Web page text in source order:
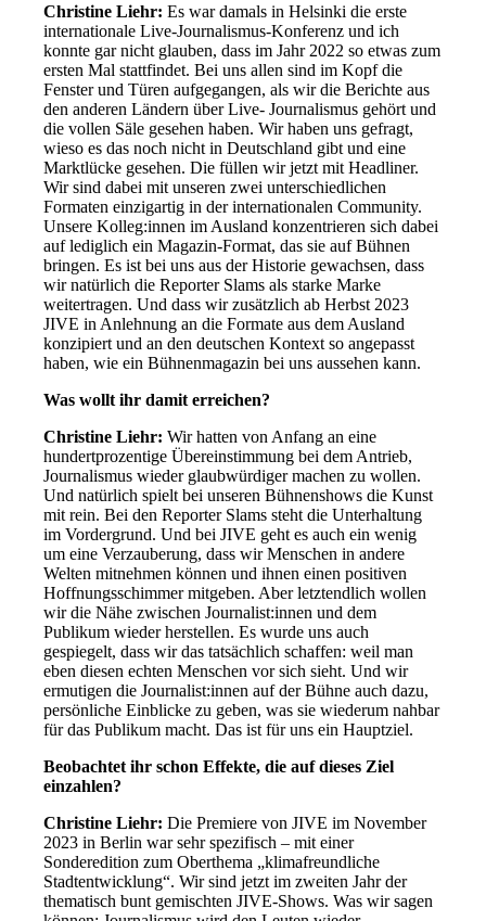
Christine Liehr: Es war damals in Helsinki die erste
internationale Live-Journalismus-Konferenz und ich
konnte gar nicht glauben, dass im Jahr 2022 so etwas zum
ersten Mal stattfindet. Bei uns allen sind im Kopf die
Fenster und Türen aufgegangen, als wir die Berichte aus
den anderen Ländern über Live- Journalismus gehört und
die vollen Säle gesehen haben. Wir haben uns gefragt,
wieso es das noch nicht in Deutschland gibt und eine
Marktlücke gesehen. Die füllen wir jetzt mit Headliner.
Wir sind dabei mit unseren zwei unterschiedlichen
Formaten einzigartig in der internationalen Community.
Unsere Kolleg:innen im Ausland konzentrieren sich dabei
auf lediglich ein Magazin-Format, das sie auf Bühnen
bringen. Es ist bei uns aus der Historie gewachsen, dass
wir natürlich die Reporter Slams als starke Marke
weitertragen. Und dass wir zusätzlich ab Herbst 2023
JIVE in Anlehnung an die Formate aus dem Ausland
konzipiert und an den deutschen Kontext so angepasst
haben, wie ein Bühnenmagazin bei uns aussehen kann.
Was wollt ihr damit erreichen?
Christine Liehr: Wir hatten von Anfang an eine
hundertprozentige Übereinstimmung bei dem Antrieb,
Journalismus wieder glaubwürdiger machen zu wollen.
Und natürlich spielt bei unseren Bühnenshows die Kunst
mit rein. Bei den Reporter Slams steht die Unterhaltung
im Vordergrund. Und bei JIVE geht es auch ein wenig
um eine Verzauberung, dass wir Menschen in andere
Welten mitnehmen können und ihnen einen positiven
Hoffnungsschimmer mitgeben. Aber letztendlich wollen
wir die Nähe zwischen Journalist:innen und dem
Publikum wieder herstellen. Es wurde uns auch
gespiegelt, dass wir das tatsächlich schaffen: weil man
eben diesen echten Menschen vor sich sieht. Und wir
ermutigen die Journalist:innen auf der Bühne auch dazu,
persönliche Einblicke zu geben, was sie wiederum nahbar
für das Publikum macht. Das ist für uns ein Hauptziel.
Beobachtet ihr schon Effekte, die auf dieses Ziel
einzahlen?
Christine Liehr: Die Premiere von JIVE im November
2023 in Berlin war sehr spezifisch – mit einer
Sonderedition zum Oberthema „klimafreundliche
Stadtentwicklung“. Wir sind jetzt im zweiten Jahr der
thematisch bunt gemischten JIVE-Shows. Was wir sagen